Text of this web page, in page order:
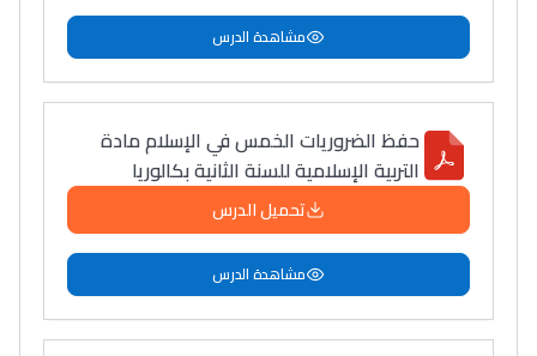
مسار عبد العزيز فتيشي،
المبدع فمجال الديكور و
النحت اللي كيحلم يحيي
أكادير أوفلا
سقطت فالباك و سنة
2011 بدّلاتني بزّاف، مسار
إلياس أريدال، إطار
فمنظّمة دولية
مهنة التّرجمة، العمل
التّطوّعي، التّشبيك و
مشاهدة الدرس
حفظ الضروريات الخمس في الإسلام مادة
التربية الإسلامية للسنة الثانية بكالوريا
تحميل الدرس
مشاهدة الدرس